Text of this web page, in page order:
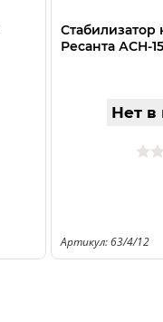
Ресанта АСН-
Нет в
Артикул: 63/4/12